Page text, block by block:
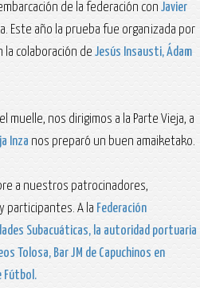
de la federación con Javier
Este año la prueba fue organizada por
la colaboración de Jesús Insausti, Ádam
muelle, nos dirigimos a la Parte Vieja, a
Inza nos preparó un buen amaiketako.
a nuestros patrocinadores,
participantes. A la Federación
Subacuáticas, la autoridad portuaria
Tolosa, Bar JM de Capuchinos en
Fútbol.